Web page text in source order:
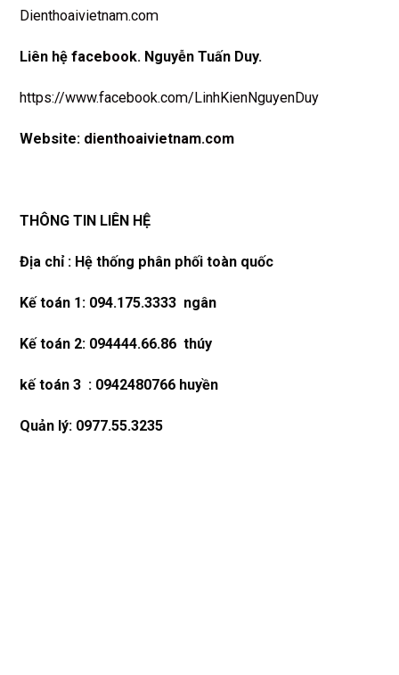
Dienthoaivietnam.com
Liên hệ facebook. Nguyễn Tuấn Duy.
https://www.facebook.com/LinhKienNguyenDuy
Website: dienthoaivietnam.com
THÔNG TIN LIÊN HỆ
Địa chỉ : Hệ thống phân phối toàn quốc
Kế toán 1: 094.175.3333 ngân
Kế toán 2: 094444.66.86 thúy
kế toán 3 : 0942480766 huyền
Quản lý: 0977.55.3235